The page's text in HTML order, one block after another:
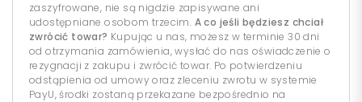
zaszyfrowane, nie są nigdzie zapisywane ani
udostępniane osobom trzecim. A co jeśli będziesz chciał
zwrócić towar? Kupując u nas, możesz w terminie 30 dni
od otrzymania zamówienia, wysłać do nas oświadczenie o
rezygnacji z zakupu i zwrócić towar. Po potwierdzeniu
odstąpienia od umowy oraz zleceniu zwrotu w systemie
PayU, środki zostaną przekazane bezpośrednio na